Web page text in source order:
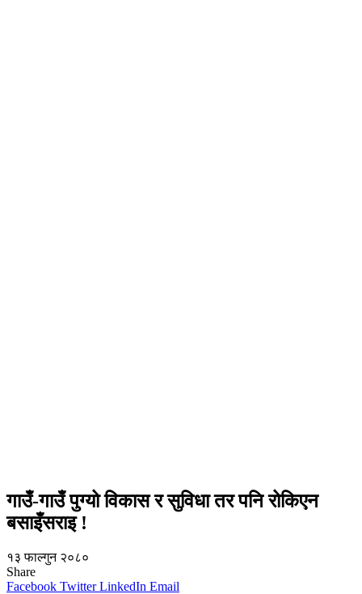
गाउँ-गाउँ पुग्यो विकास र सुविधा तर पनि रोकिएन
बसाइँसराइ !
१३ फाल्गुन २०८०
Share
Facebook Twitter LinkedIn Email